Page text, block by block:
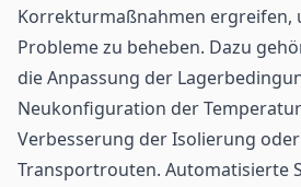
Korrekturmaßnahmen ergreifen,
Probleme zu beheben. Dazu
die Anpassung der
Neukonfiguration der
Verbesserung der Isolierung
Transportrouten. Automatisierte